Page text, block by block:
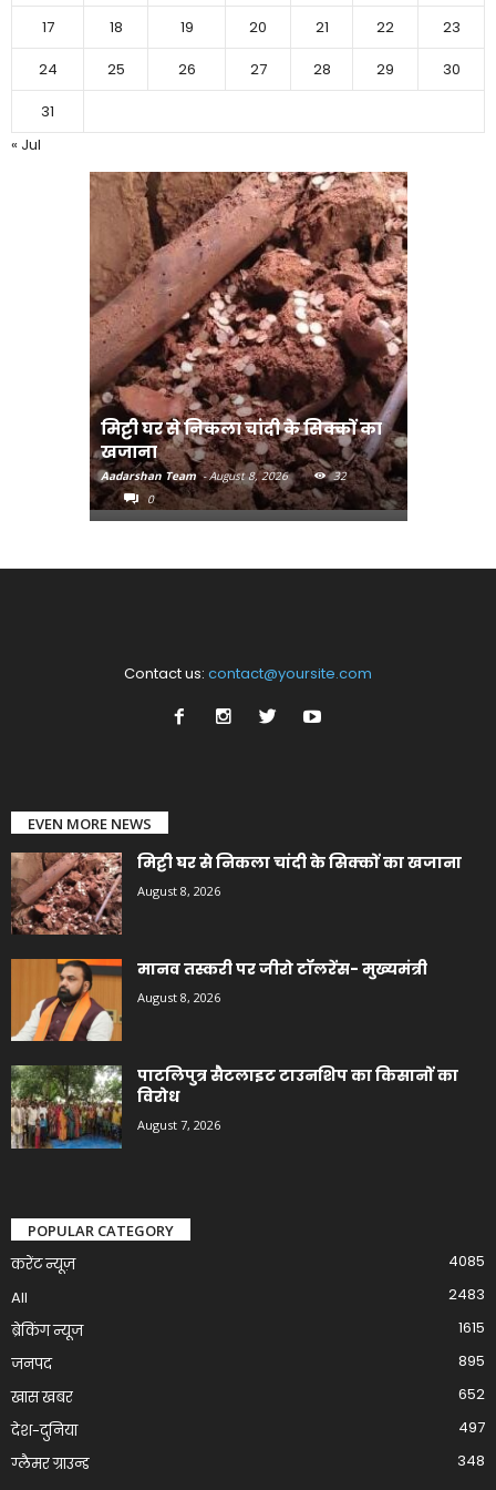
17
18 19 20 21 22
23
24
25 26 27 28 29
30
31
« Jul
मिट्टी घर से निकला चांदी के सिक्कों का
खजाना
Aadarshan Team - August 8, 2026
32
0
Contact us: contact@yoursite.com
EVEN MORE NEWS
मिट्टी घर से निकला चांदी के सिक्कों का खजाना
August 8, 2026
मानव तस्करी पर जीरो टॉलरेंस- मुख्यमंत्री
August 8, 2026
पाटलिपुत्र सैटलाइट टाउनशिप का किसानों का
विरोध
August 7, 2026
POPULAR CATEGORY
करेंट न्यूज़
4085
All
2483
ब्रेकिंग न्यूज
1615
जनपद
895
खास खबर
652
देश-दुनिया
497
ग्लैमर ग्राउन्ड
348